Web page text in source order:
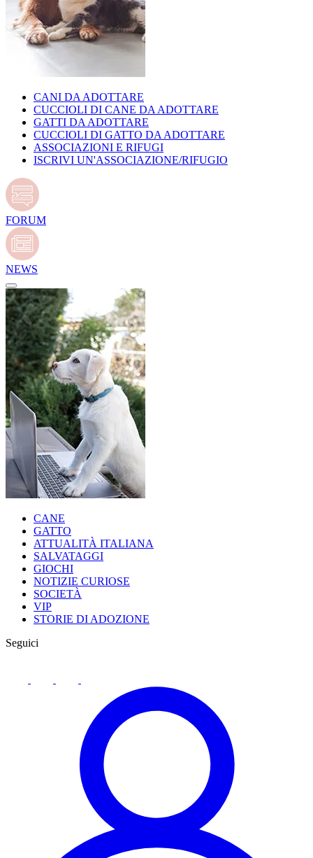
CANI DA ADOTTARE
CUCCIOLI DI CANE DA ADOTTARE
GATTI DA ADOTTARE
CUCCIOLI DI GATTO DA ADOTTARE
ASSOCIAZIONI E RIFUGI
ISCRIVI UN'ASSOCIAZIONE/RIFUGIO
FORUM
NEWS
CANE
GATTO
ATTUALITÀ ITALIANA
SALVATAGGI
GIOCHI
NOTIZIE CURIOSE
SOCIETÀ
VIP
STORIE DI ADOZIONE
Seguici